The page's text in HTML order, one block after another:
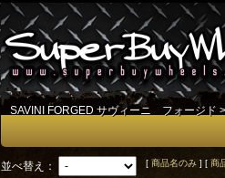
SAVINI FORGED サヴィーニ フォージド >
並べ替え： [ 商品名のみ ] [ 商